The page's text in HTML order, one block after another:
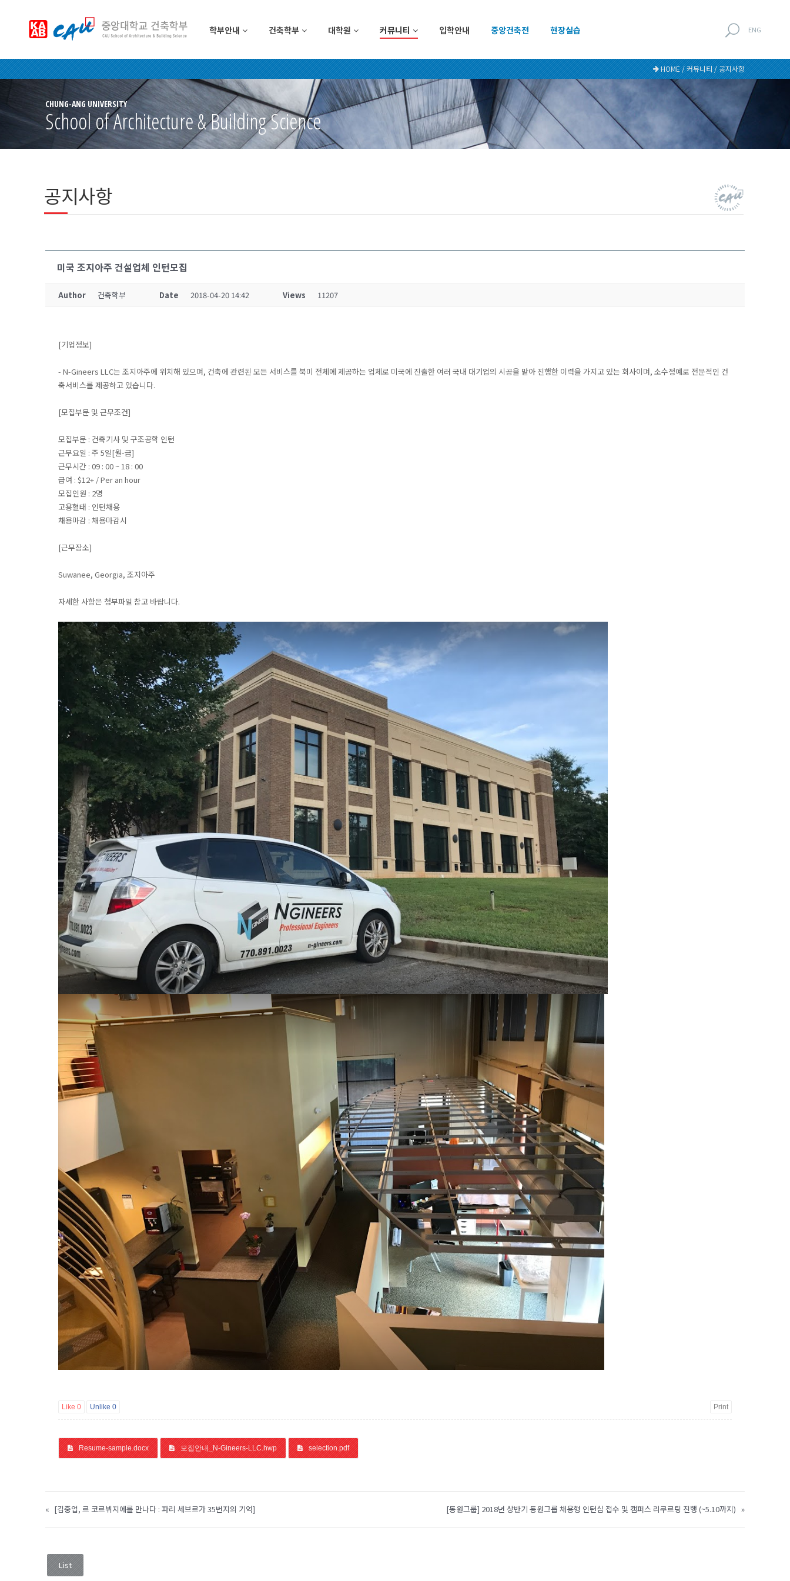
학부안내 건축학부 대학원 커뮤니티 입학안내 중앙건축전 현장실습 ENG
HOME / 커뮤니티 / 공지사항
CHUNG-ANG UNIVERSITY
School of Architecture & Building Science
공지사항
미국 조지아주 건설업체 인턴모집
Author 건축학부 Date 2018-04-20 14:42 Views 11207
[기업정보]
- N-Gineers LLC는 조지아주에 위치해 있으며, 건축에 관련된 모든 서비스를 북미 전체에 제공하는 업체로 미국에 진출한 여러 국내 대기업의 시공을 맡아 진행한 이력을 가지고 있는 회사이며, 소수정예로 전문적인 건
축서비스를 제공하고 있습니다.
[모집부문 및 근무조건]
모집부문 : 건축기사 및 구조공학 인턴
근무요일 : 주 5일[월-금]
근무시간 : 09 : 00 ~ 18 : 00
급여 : $12+ / Per an hour
모집인원 : 2명
고용혈태 : 인턴채용
채용마감 : 채용마감시
[근무장소]
Suwanee, Georgia, 조지아주
자세한 사항은 첨부파일 참고 바랍니다.
Like 0 Unlike 0 Print
Resume-sample.docx 모집안내_N-Gineers-LLC.hwp selection.pdf
« [김중업, 르 코르뷔지에를 만나다 : 파리 세브르가 35번지의 기억] [동원그룹] 2018년 상반기 동원그룹 채용형 인턴십 접수 및 캠퍼스 리쿠르팅 진행 (~5.10까지) »
List